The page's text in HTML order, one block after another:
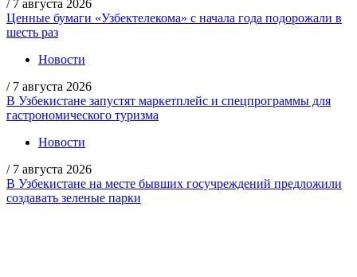
/ 7 августа 2026
Ценные бумаги «Узбектелекома» с начала года подорожали в
шесть раз
Новости
/ 7 августа 2026
В Узбекистане запустят маркетплейс и спецпрограммы для
гастрономического туризма
Новости
/ 7 августа 2026
В Узбекистане на месте бывших госучреждений предложили
создавать зеленые парки